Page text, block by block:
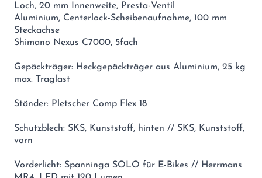
Loch, 20 mm Innenweite, Presta-Ventil
Aluminium, Centerlock-Scheibenaufnahme, 100 mm
Steckachse
Shimano Nexus C7000, 5fach
Gepäckträger: Heckgepäckträger aus Aluminium, 25 kg
max. Traglast
Ständer: Pletscher Comp Flex 18
Schutzblech: SKS, Kunststoff, hinten // SKS, Kunststoff,
vorn
Vorderlicht: Spanninga SOLO für E-Bikes // Herrmans